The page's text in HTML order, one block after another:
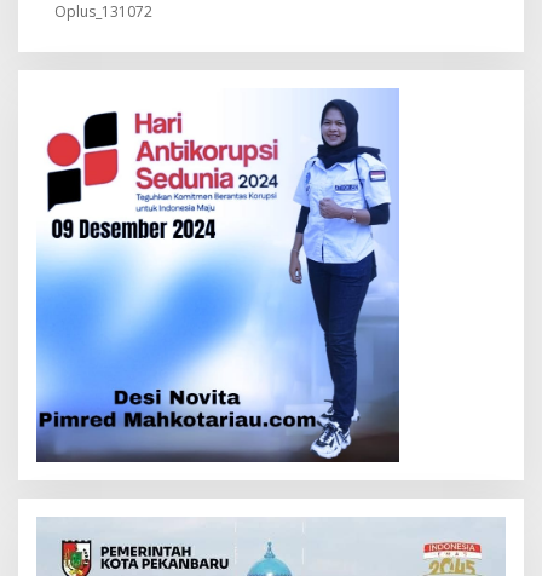
Oplus_131072